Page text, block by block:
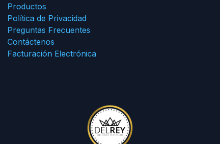
Productos
Política de Privacidad
Preguntas Frecuentes
Contáctenos
Facturación Electrónica